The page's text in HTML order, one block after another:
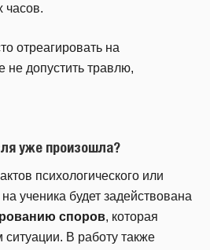
часов.
отреагировать на
допустить травлю,
уже произошла?
психологического или
ученика будет задействована
споров, которая
В работу также